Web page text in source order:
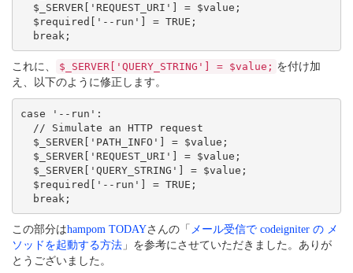
  $_SERVER['REQUEST_URI'] = $value;
  $required['--run'] = TRUE;
これに、 $_SERVER['QUERY_STRING'] = $value; を付け加
え、以下のように修正します。
case '--run':
  // Simulate an HTTP request
  $_SERVER['PATH_INFO'] = $value;
  $_SERVER['REQUEST_URI'] = $value;
  $_SERVER['QUERY_STRING'] = $value;
  $required['--run'] = TRUE;
この部分はhampom TODAYさんの「 メール受信で codeigniter の メ
ソッドを起動する方法 」を参考にさせていただきました。ありが
とうございました。